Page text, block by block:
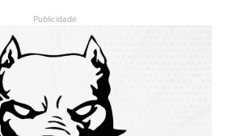
Publicidade